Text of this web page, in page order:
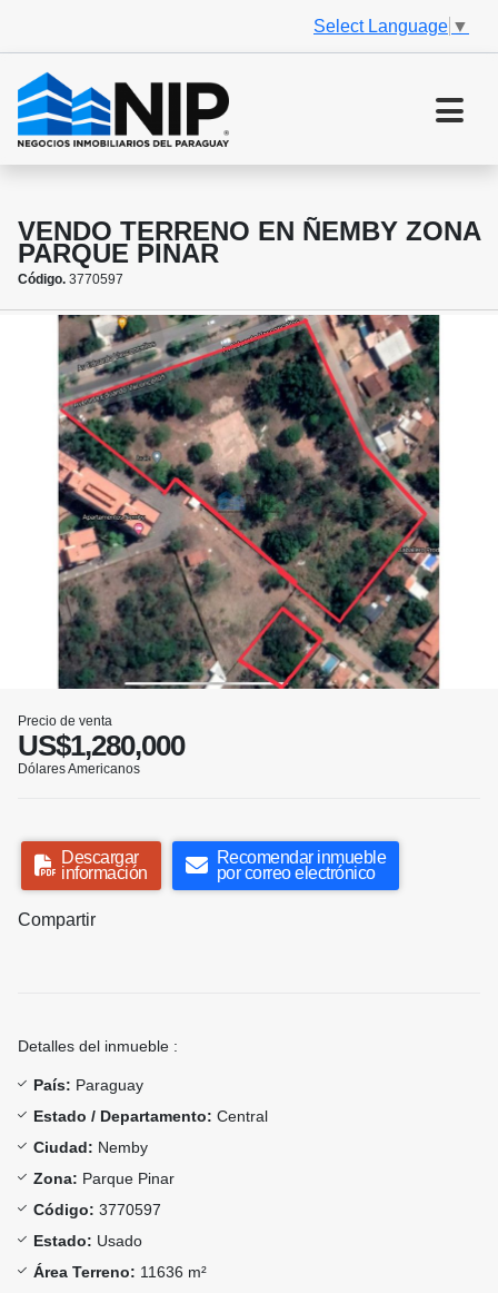
Select Language ▼
VENDO TERRENO EN ÑEMBY ZONA
PARQUE PINAR
Código. 3770597
Precio de venta
US$1,280,000
Dólares Americanos
Descargar
información
Recomendar inmueble
por correo electrónico
Compartir
Detalles del inmueble :
País: Paraguay
Estado / Departamento: Central
Ciudad: Nemby
Zona: Parque Pinar
Código: 3770597
Estado: Usado
Área Terreno: 11636 m²